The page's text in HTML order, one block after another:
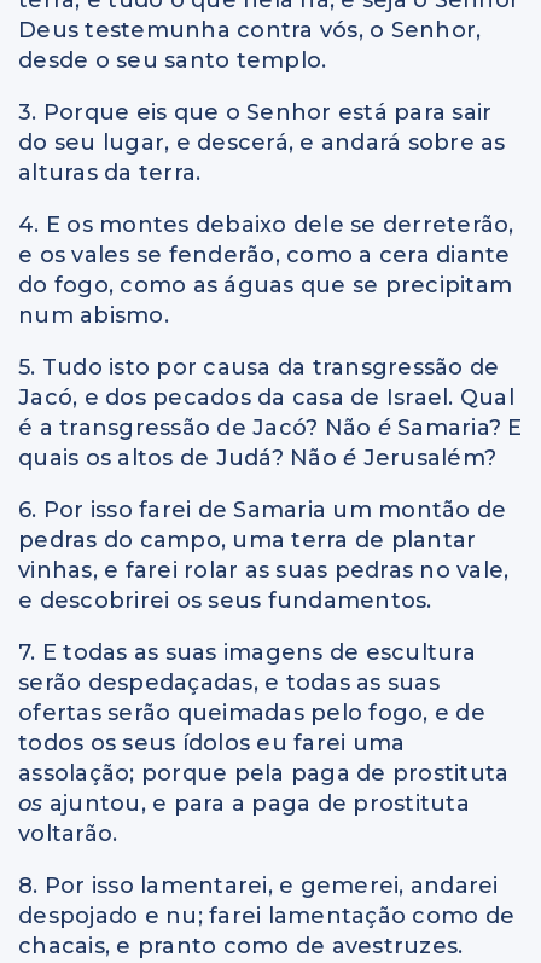
Deus testemunha contra vós, o Senhor,
desde o seu santo templo.
3. Porque eis que o Senhor está para sair
do seu lugar, e descerá, e andará sobre as
alturas da terra.
4. E os montes debaixo dele se derreterão,
e os vales se fenderão, como a cera diante
do fogo, como as águas que se precipitam
num abismo.
5. Tudo isto por causa da transgressão de
Jacó, e dos pecados da casa de Israel. Qual
é a transgressão de Jacó? Não é Samaria? E
quais os altos de Judá? Não é Jerusalém?
6. Por isso farei de Samaria um montão de
pedras do campo, uma terra de plantar
vinhas, e farei rolar as suas pedras no vale,
e descobrirei os seus fundamentos.
7. E todas as suas imagens de escultura
serão despedaçadas, e todas as suas
ofertas serão queimadas pelo fogo, e de
todos os seus ídolos eu farei uma
assolação; porque pela paga de prostituta
os ajuntou, e para a paga de prostituta
voltarão.
8. Por isso lamentarei, e gemerei, andarei
despojado e nu; farei lamentação como de
chacais, e pranto como de avestruzes.